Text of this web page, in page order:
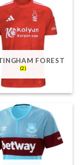
FOREST
(2)